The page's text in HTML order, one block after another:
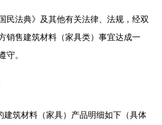
民法典》及其他有关法律、法规，经双
销售建筑材料（家具类）事宜达成一
守。
建筑材料（家具）产品明细如下（具体